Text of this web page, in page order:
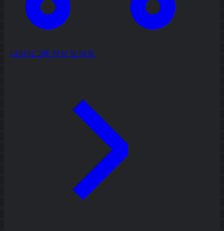
다이어그램 작성 및 매핑